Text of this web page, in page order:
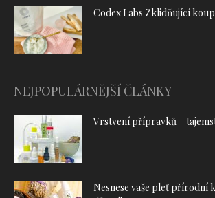
Codex Labs Zklidňující
NEJPOPULÁRNĚJŠÍ ČLÁNKY
Vrstvení přípravků –
Nesnese vaše pleť přírodní